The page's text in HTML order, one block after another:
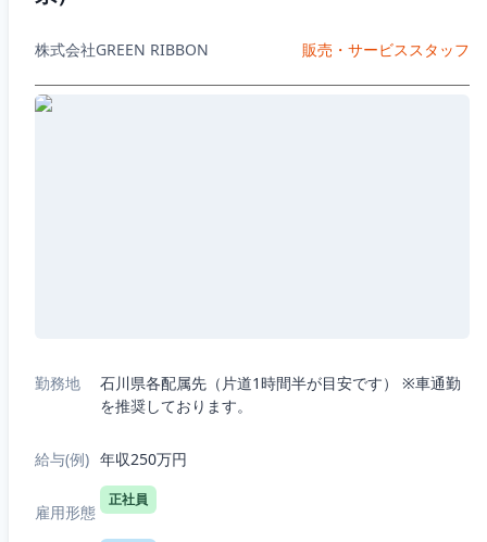
株式会社GREEN RIBBON 販売・サービススタッフ
勤務地
石川県各配属先（片道1時間半が目安です） ※車通勤
を推奨しております。
給与(例) 年収250万円
雇用形態
正社員